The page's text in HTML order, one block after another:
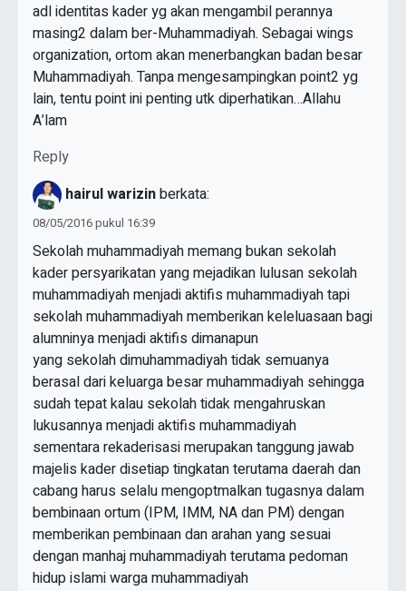
adl identitas kader yg akan mengambil perannya
masing2 dalam ber-Muhammadiyah. Sebagai wings
organization, ortom akan menerbangkan badan besar
Muhammadiyah. Tanpa mengesampingkan point2 yg
lain, tentu point ini penting utk diperhatikan…Allahu
A’lam
Reply
hairul warizinberkata:
08/05/2016 pukul 16:39
Sekolah muhammadiyah memang bukan sekolah
kader persyarikatan yang mejadikan lulusan sekolah
muhammadiyah menjadi aktifis muhammadiyah tapi
sekolah muhammadiyah memberikan keleluasaan bagi
alumninya menjadi aktifis dimanapun
yang sekolah dimuhammadiyah tidak semuanya
berasal dari keluarga besar muhammadiyah sehingga
sudah tepat kalau sekolah tidak mengahruskan
lukusannya menjadi aktifis muhammadiyah
sementara rekaderisasi merupakan tanggung jawab
majelis kader disetiap tingkatan terutama daerah dan
cabang harus selalu mengoptmalkan tugasnya dalam
bembinaan ortum (IPM, IMM, NA dan PM) dengan
memberikan pembinaan dan arahan yang sesuai
dengan manhaj muhammadiyah terutama pedoman
hidup islami warga muhammadiyah